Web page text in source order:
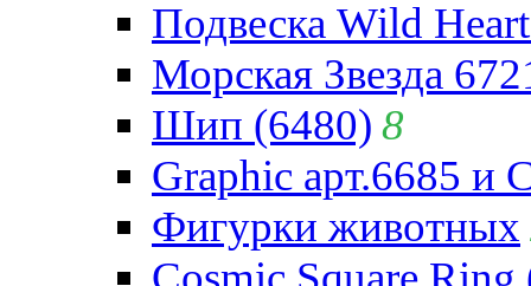
Подвеска Wild
Морская Звезда
Шип (6480) 8
Graphic арт.6685 и
Фигурки животных